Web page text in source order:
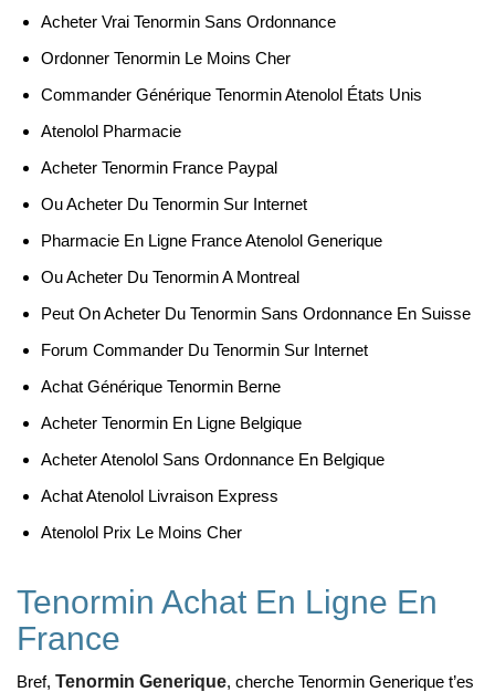
Acheter Vrai Tenormin Sans Ordonnance
Ordonner Tenormin Le Moins Cher
Commander Générique Tenormin Atenolol États Unis
Atenolol Pharmacie
Acheter Tenormin France Paypal
Ou Acheter Du Tenormin Sur Internet
Pharmacie En Ligne France Atenolol Generique
Ou Acheter Du Tenormin A Montreal
Peut On Acheter Du Tenormin Sans Ordonnance En Suisse
Forum Commander Du Tenormin Sur Internet
Achat Générique Tenormin Berne
Acheter Tenormin En Ligne Belgique
Acheter Atenolol Sans Ordonnance En Belgique
Achat Atenolol Livraison Express
Atenolol Prix Le Moins Cher
Tenormin Achat En Ligne En
France
Bref, Tenormin Generique, cherche Tenormin Generique t’es